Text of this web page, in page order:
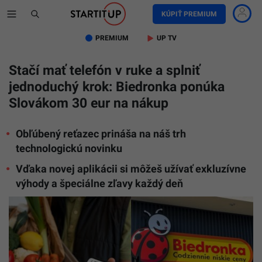
KÚPIŤ PREMIUM
PREMIUM UP TV
Stačí mať telefón v ruke a splniť
jednoduchý krok: Biedronka ponúka
Slovákom 30 eur na nákup
Obľúbený reťazec prináša na náš trh
technologickú novinku
Vďaka novej aplikácii si môžeš užívať exkluzívne
výhody a špeciálne zľavy každý deň
a
predajňa